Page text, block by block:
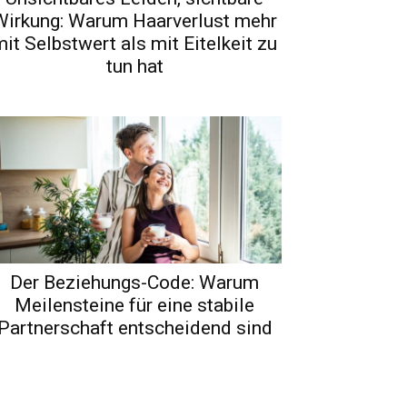
Warum Haarverlust mehr
Selbstwert als mit Eitelkeit zu
tun hat
Der Beziehungs-Code: Warum
Meilensteine für eine stabile
entscheidend sind